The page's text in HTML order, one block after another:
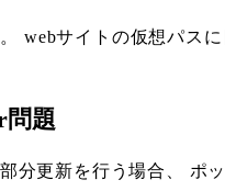
webサイトの仮想パス
問題
分更新を行う場合、 ポ